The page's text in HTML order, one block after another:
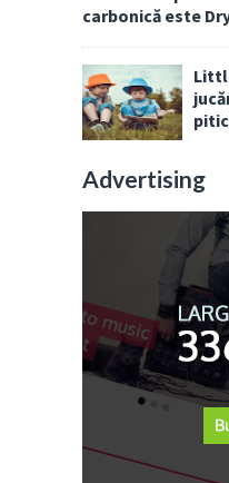
carbonică este
Advertising